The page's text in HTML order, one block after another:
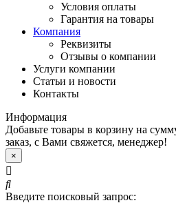
Условия оплаты
Гарантия на товары
Компания
Реквизиты
Отзывы о компании
Услуги компании
Статьи и новости
Контакты
Информация
Добавьте товары в корзину на
заказ, с Вами свяжется, менеджер!
×
Введите поисковый запрос: